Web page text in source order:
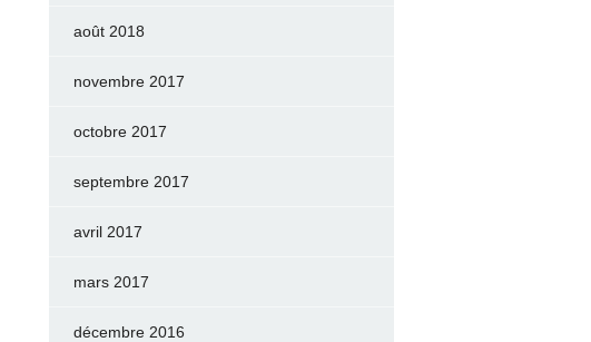
août 2018
novembre 2017
octobre 2017
septembre 2017
avril 2017
mars 2017
décembre 2016